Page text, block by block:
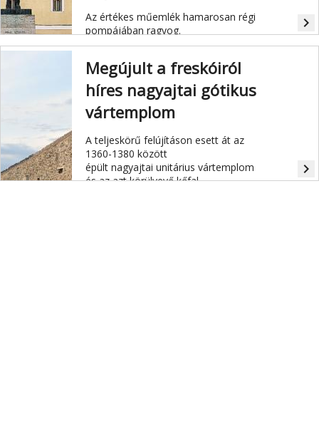
Az értékes műemlék hamarosan régi
pompájában ragyog.
navigate_next
Megújult a freskóiról
híres nagyajtai gótikus
vártemplom
A teljeskörű felújításon esett át az
1360-1380 között
épült nagyajtai unitárius vártemplom
és az azt körülvevő kőfal.
navigate_next